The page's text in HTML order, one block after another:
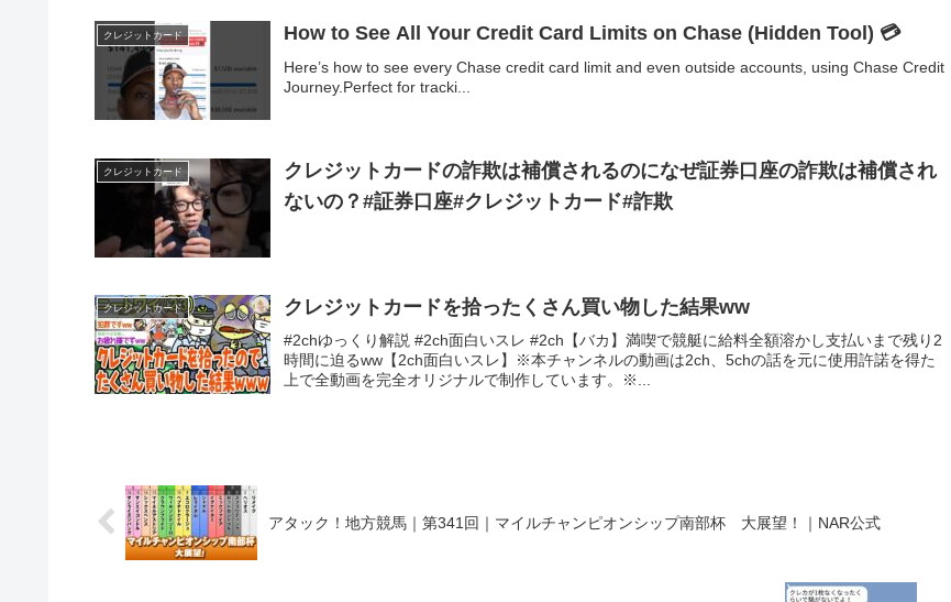
クレジットカード How to See All Your Credit Card Limits on Chase (Hidden Tool) 💳
Here’s how to see every Chase credit card limit and even outside accounts, using Chase Credit
Journey.Perfect for tracki...
クレジットカード
クレジットカードの詐欺は補償されるのになぜ証券口座の詐欺は補償され
ないの？#証券口座#クレジットカード#詐欺
クレジットカード クレジットカードを拾ったくさん買い物した結果ww
#2chゆっくり解説 #2ch面白いスレ #2ch【バカ】満喫で競艇に給料全額溶かし支払いまで残り2
時間に迫るww【2ch面白いスレ】※本チャンネルの動画は2ch、5chの話を元に使用許諾を得た
上で全動画を完全オリジナルで制作しています。※...
アタック！地方競馬｜第341回｜マイルチャンピオンシップ南部杯 大展望！｜NAR公式